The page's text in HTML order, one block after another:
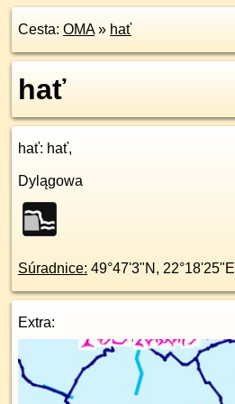
Cesta: OMA» hať
hať
hať: hať,
Dylągowa
Súradnice: 49°47'3"N , 22°18'25"E
Extra: